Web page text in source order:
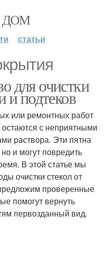
статьи
для очистки
и подтеков
или ремонтных работ
с неприятными
раствора. Эти пятна
и могут повредить
В этой статье мы
очистки стекол от
проверенные
помогут вернуть
первозданный вид.